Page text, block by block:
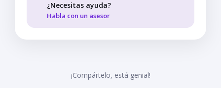
¿Necesitas ayuda?
Habla con un asesor
¡Compártelo, está genial!